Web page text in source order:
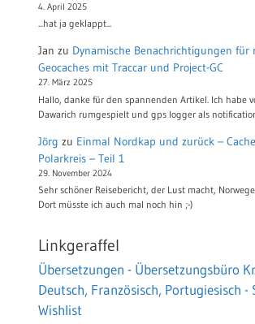
4. April 2025
...hat ja geklappt...
Jan zu Dynamische Benachrichtigungen für
Geocaches mit Traccar und Project-GC
27. März 2025
Hallo, danke für den spannenden Artikel. Ich habe
Dawarich rumgespielt und gps logger als
Jörg zu Einmal Nordkap und zurück –
Polarkreis – Teil 1
29. November 2024
Sehr schöner Reisebericht, der Lust macht,
Dort müsste ich auch mal noch hin ;-)
Linkgeraffel
Übersetzungen - Übersetzungsbüro
Deutsch, Französisch, Portugiesisch
Wishlist